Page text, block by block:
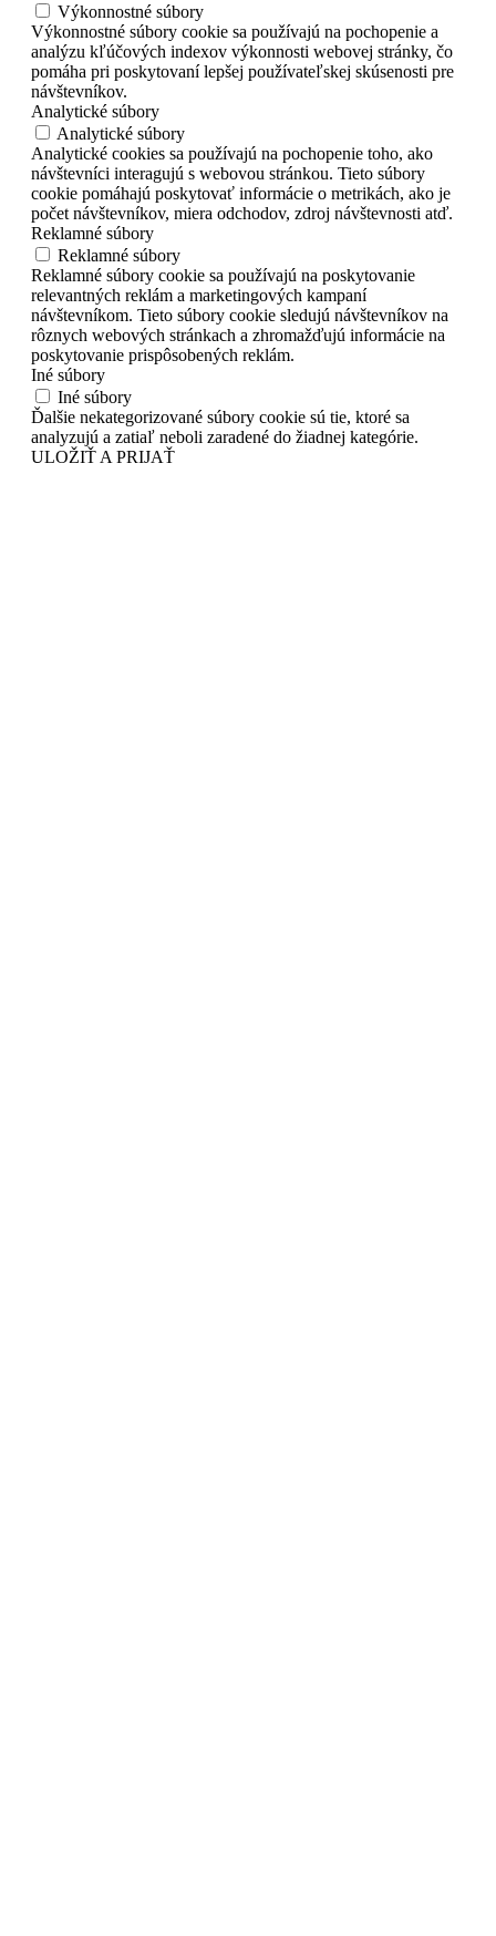
Výkonnostné súbory
Výkonnostné súbory cookie sa používajú na pochopenie a
analýzu kľúčových indexov výkonnosti webovej stránky, čo
pomáha pri poskytovaní lepšej používateľskej skúsenosti pre
návštevníkov.
Analytické súbory
Analytické súbory
Analytické cookies sa používajú na pochopenie toho, ako
návštevníci interagujú s webovou stránkou. Tieto súbory
cookie pomáhajú poskytovať informácie o metrikách, ako je
počet návštevníkov, miera odchodov, zdroj návštevnosti atď.
Reklamné súbory
Reklamné súbory
Reklamné súbory cookie sa používajú na poskytovanie
relevantných reklám a marketingových kampaní
návštevníkom. Tieto súbory cookie sledujú návštevníkov na
rôznych webových stránkach a zhromažďujú informácie na
poskytovanie prispôsobených reklám.
Iné súbory
Iné súbory
Ďalšie nekategorizované súbory cookie sú tie, ktoré sa
analyzujú a zatiaľ neboli zaradené do žiadnej kategórie.
ULOŽIŤ A PRIJAŤ